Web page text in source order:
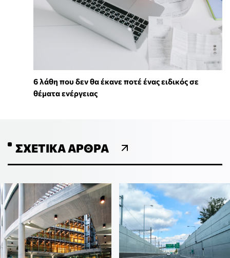
6 λάθη που δεν θα έκανε ποτέ ένας ειδικός σε
θέματα ενέργειας
ΣΧΕΤΙΚΆ ΆΡΘΡΑ